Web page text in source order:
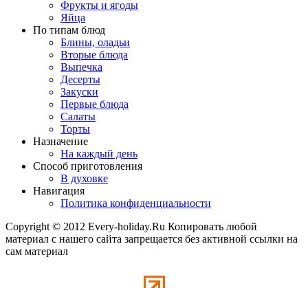
Фрукты и ягоды
Яйца
По типам блюд
Блины, оладьи
Вторые блюда
Выпечка
Десерты
Закуски
Первые блюда
Салаты
Торты
Назначение
На каждый день
Способ приготовления
В духовке
Навигация
Политика конфиденциальности
Copyright © 2012 Every-holiday.Ru Копировать любой
материал с нашего сайта запрещается без активной ссылки на
сам материал